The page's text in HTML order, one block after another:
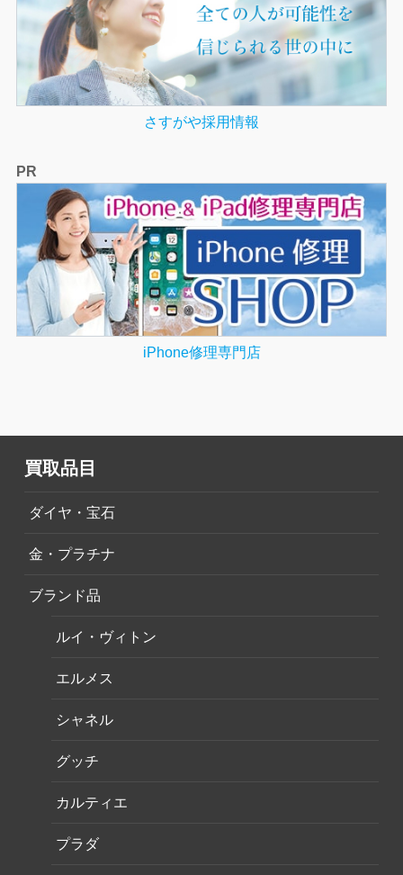
さすがや採用情報
PR
iPhone修理専門店
買取品目
ダイヤ・宝石
金・プラチナ
ブランド品
ルイ・ヴィトン
エルメス
シャネル
グッチ
カルティエ
プラダ